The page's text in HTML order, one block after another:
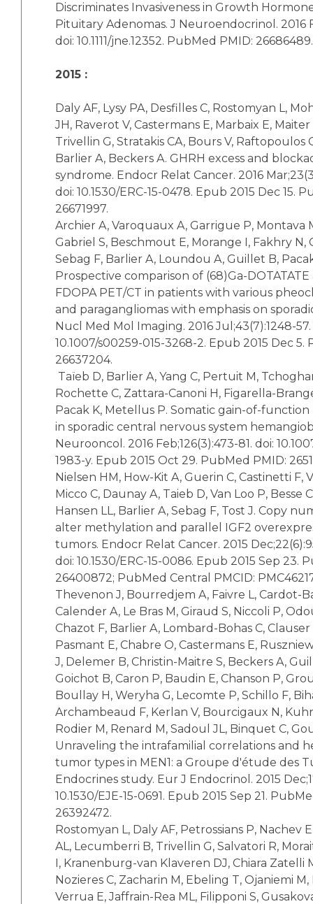
Discriminates Invasiveness in Growth
Pituitary Adenomas. J Neuroendocrinol. 2016
doi: 10.1111/jne.12352. PubMed PMID: 26686489.
2015 :
Daly AF, Lysy PA, Desfilles C, Rostomyan L,
JH, Raverot V, Castermans E, Marbaix E,
Trivellin G, Stratakis CA, Bours V, Raftopoulos
Barlier A, Beckers A. GHRH excess and
syndrome. Endocr Relat Cancer. 2016
doi: 10.1530/ERC-15-0478. Epub 2015 Dec 15.
26671997.
Archier A, Varoquaux A, Garrigue P, Montava
Gabriel S, Beschmout E, Morange I, Fakhry N,
Sebag F, Barlier A, Loundou A, Guillet B,
Prospective comparison of (68)Ga-DOTATATE
FDOPA PET/CT in patients with various
and paragangliomas with emphasis on
Nucl Med Mol Imaging. 2016 Jul;43(7):1248-57.
10.1007/s00259-015-3268-2. Epub 2015 Dec 5.
26637204.
Taïeb D, Barlier A, Yang C, Pertuit M,
Rochette C, Zattara-Canoni H, Figarella-
Pacak K, Metellus P. Somatic gain-of-
in sporadic central nervous system
Neurooncol. 2016 Feb;126(3):473-81. doi:
1983-y. Epub 2015 Oct 29. PubMed PMID:
Nielsen HM, How-Kit A, Guerin C, Castinetti F,
Micco C, Daunay A, Taieb D, Van Loo P, Besse
Hansen LL, Barlier A, Sebag F, Tost J. Copy
alter methylation and parallel IGF2
tumors. Endocr Relat Cancer. 2015
doi: 10.1530/ERC-15-0086. Epub 2015 Sep 23.
26400872; PubMed Central PMCID:
Thevenon J, Bourredjem A, Faivre L, Cardot-
Calender A, Le Bras M, Giraud S, Niccoli P,
Chazot F, Barlier A, Lombard-Bohas C, Clauser
Pasmant E, Chabre O, Castermans E,
J, Delemer B, Christin-Maitre S, Beckers A,
Goichot B, Caron P, Baudin E, Chanson P,
Boullay H, Weryha G, Lecomte P, Schillo F,
Archambeaud F, Kerlan V, Bourcigaux N,
Rodier M, Renard M, Sadoul JL, Binquet C,
Unraveling the intrafamilial correlations and
tumor types in MEN1: a Groupe d'étude des
Endocrines study. Eur J Endocrinol. 2015
10.1530/EJE-15-0691. Epub 2015 Sep 21.
26392472.
Rostomyan L, Daly AF, Petrossians P, Nachev
AL, Lecumberri B, Trivellin G, Salvatori R,
I, Kranenburg-van Klaveren DJ, Chiara Zatelli
Nozieres C, Zacharin M, Ebeling T, Ojaniemi M,
Verrua E, Jaffrain-Rea ML, Filipponi S,